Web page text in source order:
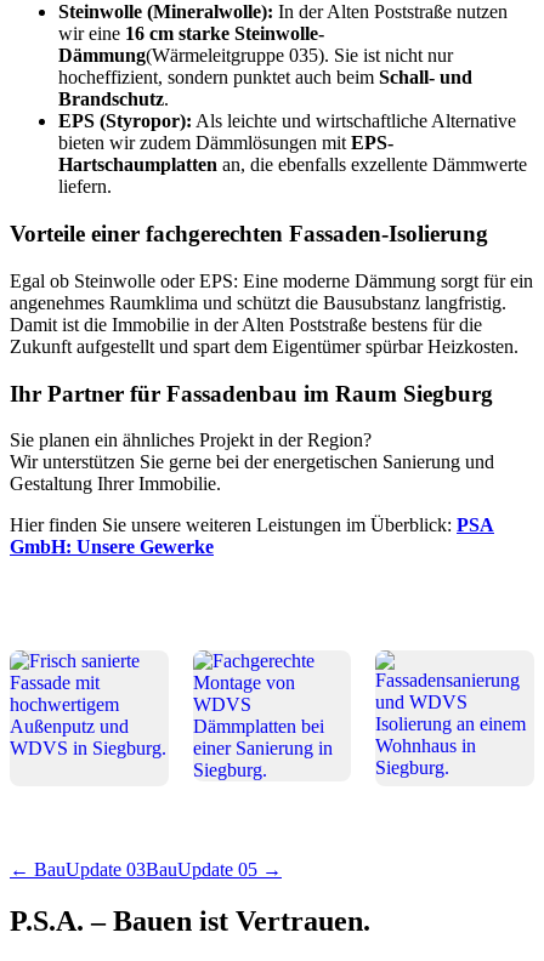
Steinwolle (Mineralwolle): In der Alten Poststraße nutzen
wir eine 16 cm starke Steinwolle-
Dämmung(Wärmeleitgruppe 035). Sie ist nicht nur
hocheffizient, sondern punktet auch beim Schall- und
Brandschutz.
EPS (Styropor): Als leichte und wirtschaftliche Alternative
bieten wir zudem Dämmlösungen mitEPS-
Hartschaumplatten an, die ebenfalls exzellente Dämmwerte
liefern.
Vorteile einer fachgerechten Fassaden-Isolierung
Egal ob Steinwolle oder EPS: Eine moderne Dämmung sorgt für ein
angenehmes Raumklima und schützt die Bausubstanz langfristig.
Damit ist die Immobilie in der Alten Poststraße bestens für die
Zukunft aufgestellt und spart dem Eigentümer spürbar Heizkosten.
Ihr Partner für Fassadenbau im Raum Siegburg
Sie planen ein ähnliches Projekt in der Region?
Wir unterstützen Sie gerne bei der energetischen Sanierung und
Gestaltung Ihrer Immobilie.
Hier finden Sie unsere weiteren Leistungen im Überblick: PSA
GmbH: Unsere Gewerke
← BauUpdate 03BauUpdate 05 →
P.S.A. – Bauen ist Vertrauen.